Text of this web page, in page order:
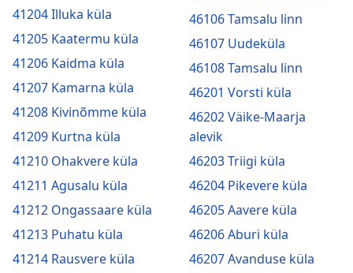
41204 Illuka küla
41205 Kaatermu küla
41206 Kaidma küla
41207 Kamarna küla
41208 Kivinõmme küla
41209 Kurtna küla
41210 Ohakvere küla
41211 Agusalu küla
41212 Ongassaare küla
41213 Puhatu küla
41214 Rausvere küla
46106 Tamsalu linn
46107 Uudeküla
46108 Tamsalu linn
46201 Vorsti küla
46202 Väike-Maarja
alevik
46203 Triigi küla
46204 Pikevere küla
46205 Aavere küla
46206 Aburi küla
46207 Avanduse küla